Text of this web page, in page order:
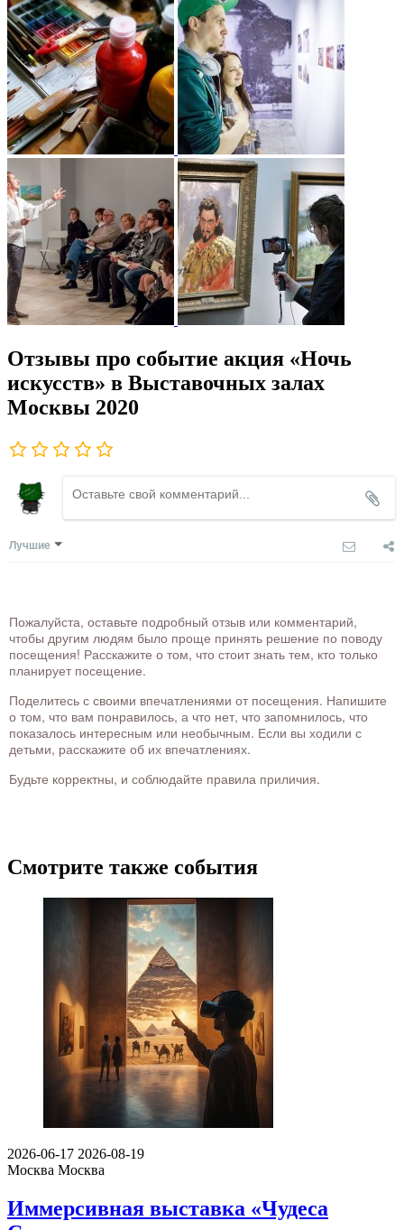
Отзывы про событие акция «Ночь
искусств» в Выставочных залах
Москвы 2020
Лучшие
Пожалуйста, оставьте подробный отзыв или комментарий,
чтобы другим людям было проще принять решение по поводу
посещения! Расскажите о том, что стоит знать тем, кто только
планирует посещение.
Поделитесь с своими впечатлениями от посещения. Напишите
о том, что вам понравилось, а что нет, что запомнилось, что
показалось интересным или необычным. Если вы ходили с
детьми, расскажите об их впечатлениях.
Будьте корректны, и соблюдайте правила приличия.
Смотрите также события
2026-06-17 2026-08-19
Москва Москва
Иммерсивная выставка «Чудеса